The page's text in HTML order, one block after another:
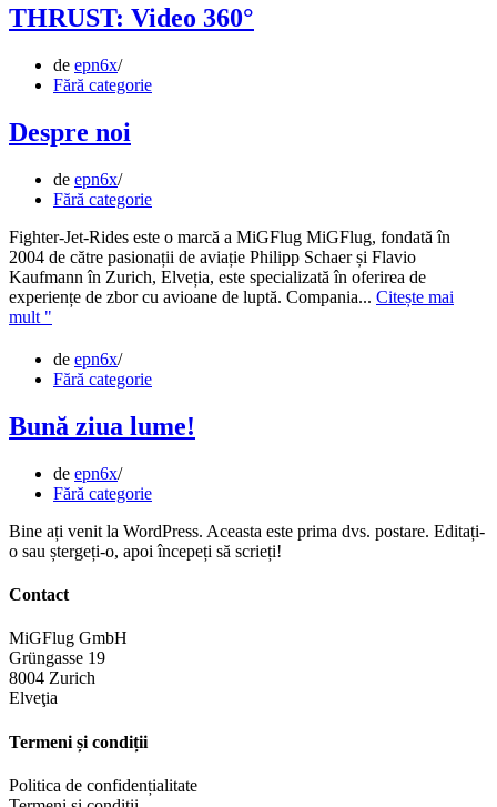
THRUST: Video 360°
de epn6x
Fără categorie
Despre noi
de epn6x
Fără categorie
Fighter-Jet-Rides este o marcă a MiGFlug MiGFlug, fondată în
2004 de către pasionații de aviație Philipp Schaer și Flavio
Kaufmann în Zurich, Elveția, este specializată în oferirea de
experiențe de zbor cu avioane de luptă. Compania... Citește mai
mult "
de epn6x
Fără categorie
Bună ziua lume!
de epn6x
Fără categorie
Bine ați venit la WordPress. Aceasta este prima dvs. postare. Editați-
o sau ștergeți-o, apoi începeți să scrieți!
Contact
MiGFlug GmbH
Grüngasse 19
8004 Zurich
Elveţia
Termeni și condiții
Politica de confidențialitate